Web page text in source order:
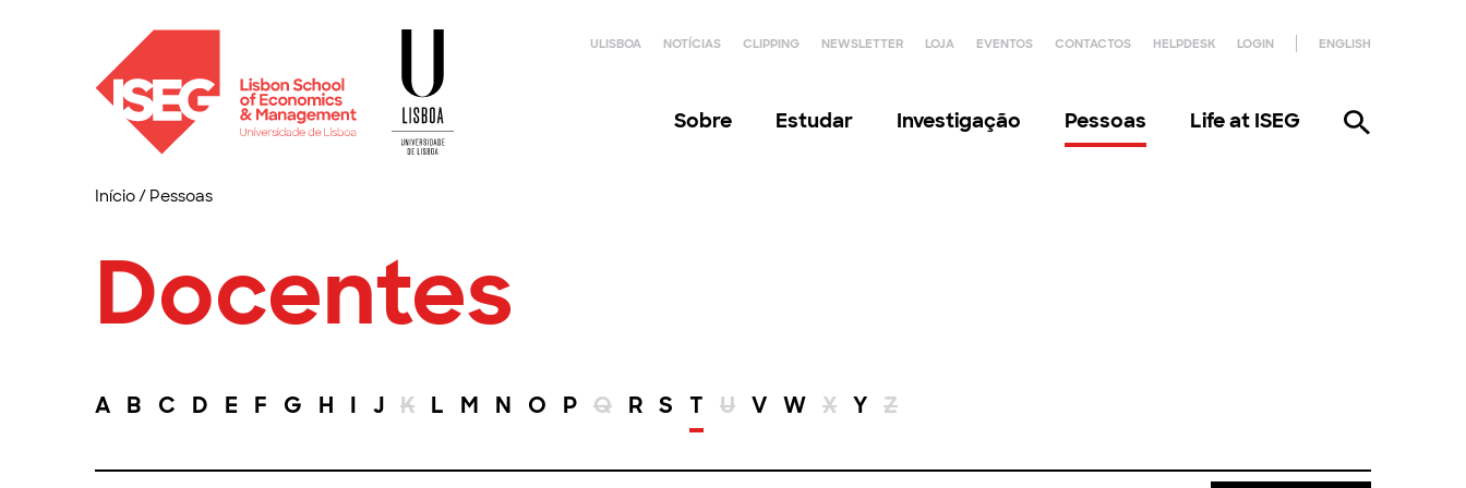
ULISBOA NOTÍCIAS CLIPPING NEWSLETTER LOJA EVENTOS CONTACTOS HELPDESK LOGIN ENGLISH
Sobre Estudar Investigação Pessoas Life at ISEG
Início/ Pessoas
Docentes
A B C D E F G H I J K L M N O P Q R S T U V W X Y Z